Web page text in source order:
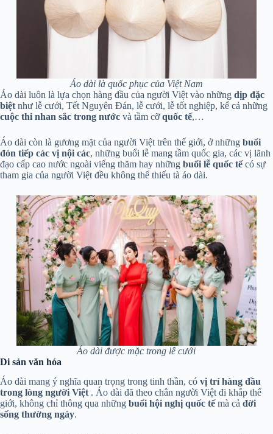
Áo dài là quốc phục của Việt Nam
Áo dài luôn là lựa chọn hàng đầu của người Việt vào những dịp đặc
biệt như lễ cưới, Tết Nguyên Đán, lễ cưới, lễ tốt nghiệp, kể cả những
cuộc thi nhan sắc trong nước và tầm cỡquốc tế,…
Áo dài còn là gương mặt của người Việt trên thế giới, ở những buổi
đón tiếp các vị nội các, những buổi lễ mang tầm quốc gia, các vị lãnh
đạo cấp cao nước ngoài viếng thăm hay những buổi lễ quốc tếcó sự
tham gia của người Việt đều không thể thiếu tà áo dài.
Áo dài được mặc trong lễ cưới
Di sản văn hóa
Áo dài mang ý nghĩa quan trọng trong tinh thần, có vị trí hàng đầu
trong lòng người Việt. Áo dài đã theo chân người Việt đi khắp thế
giới, không chỉ thông qua những buổi hội nghị quốc tế mà cả đời
sống thường ngày.